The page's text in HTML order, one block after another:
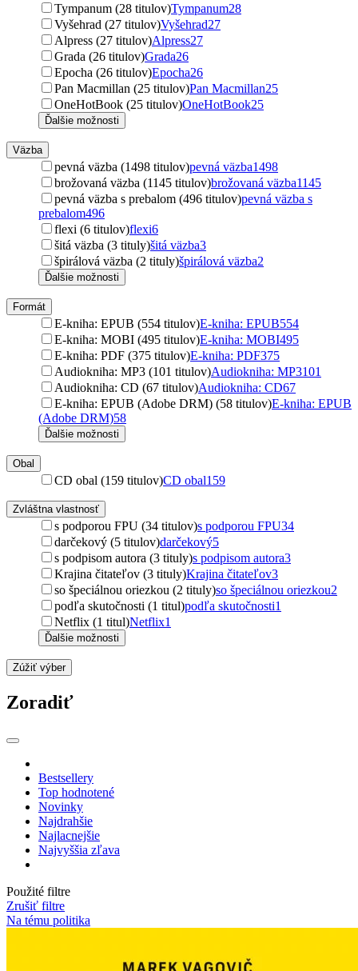
Tympanum (28 titulov)Tympanum28
Vyšehrad (27 titulov)Vyšehrad27
Alpress (27 titulov)Alpress27
Grada (26 titulov)Grada26
Epocha (26 titulov)Epocha26
Pan Macmillan (25 titulov)Pan Macmillan25
OneHotBook (25 titulov)OneHotBook25
Ďalšie možnosti
Väzba
pevná väzba (1498 titulov)pevná väzba1498
brožovaná väzba (1145 titulov)brožovaná väzba1145
pevná väzba s prebalom (496 titulov)pevná väzba s
prebalom496
flexi (6 titulov)flexi6
šitá väzba (3 tituly)šitá väzba3
špirálová väzba (2 tituly)špirálová väzba2
Ďalšie možnosti
Formát
E-kniha: EPUB (554 titulov)E-kniha: EPUB554
E-kniha: MOBI (495 titulov)E-kniha: MOBI495
E-kniha: PDF (375 titulov)E-kniha: PDF375
Audiokniha: MP3 (101 titulov)Audiokniha: MP3101
Audiokniha: CD (67 titulov)Audiokniha: CD67
E-kniha: EPUB (Adobe DRM) (58 titulov)E-kniha: EPUB
(Adobe DRM)58
Ďalšie možnosti
Obal
CD obal (159 titulov)CD obal159
Zvláštna vlastnosť
s podporou FPU (34 titulov)s podporou FPU34
darčekový (5 titulov)darčekový5
s podpisom autora (3 tituly)s podpisom autora3
Krajina čitateľov (3 tituly)Krajina čitateľov3
so špeciálnou oriezkou (2 tituly)so špeciálnou oriezkou2
podľa skutočnosti (1 titul)podľa skutočnosti1
Netflix (1 titul)Netflix1
Ďalšie možnosti
Zúžiť výber
Zoradiť
Bestsellery
Top hodnotené
Novinky
Najdrahšie
Najlacnejšie
Najvyššia zľava
Použité filtre
Zrušiť filtre
Na tému politika